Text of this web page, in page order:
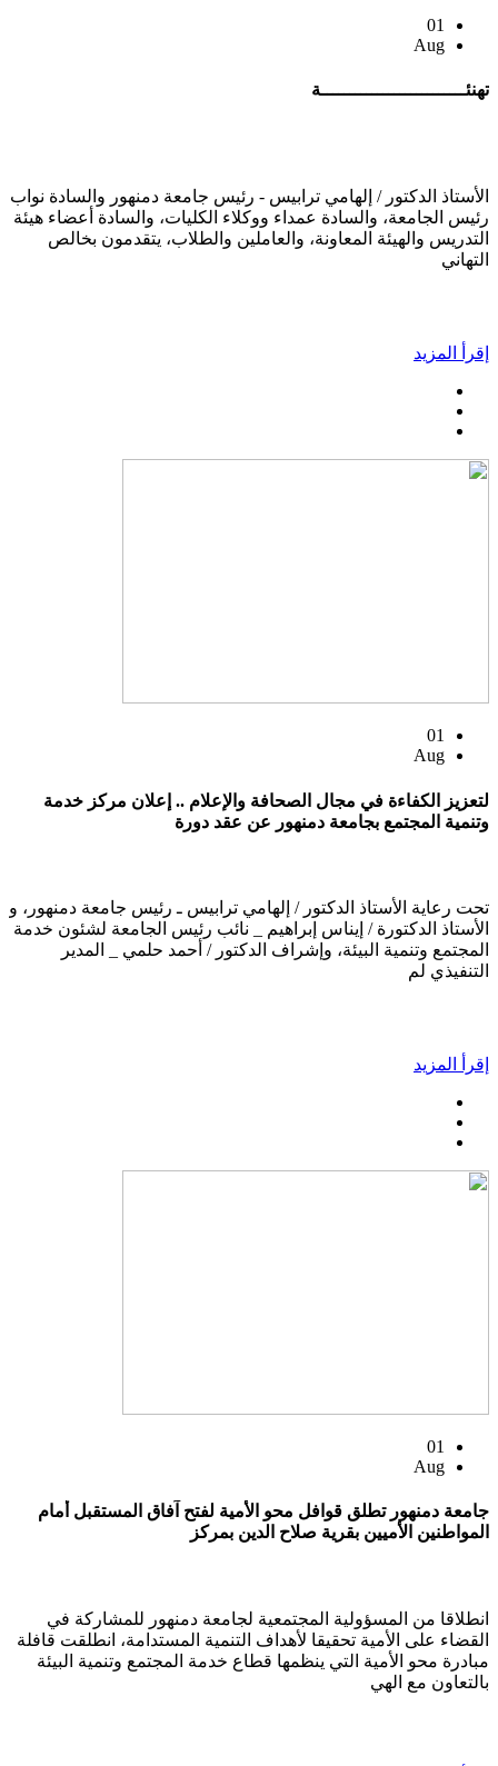
01
Aug
تهنئــــــــــــــــــــــــــة
الأستاذ الدكتور / إلهامي ترابيس - رئيس جامعة دمنهور والسادة نواب
رئيس الجامعة، والسادة عمداء ووكلاء الكليات، والسادة أعضاء هيئة
التدريس والهيئة المعاونة، والعاملين والطلاب، يتقدمون بخالص
التهاني
إقرأ المزيد
01
Aug
لتعزيز الكفاءة في مجال الصحافة والإعلام .. إعلان مركز خدمة
وتنمية المجتمع بجامعة دمنهور عن عقد دورة
تحت رعاية الأستاذ الدكتور / إلهامي ترابيس ـ رئيس جامعة دمنهور، و
الأستاذ الدكتورة / إيناس إبراهيم _ نائب رئيس الجامعة لشئون خدمة
المجتمع وتنمية البيئة، وإشراف الدكتور / أحمد حلمي _ المدير
التنفيذي لم
إقرأ المزيد
01
Aug
جامعة دمنهور تطلق قوافل محو الأمية لفتح آفاق المستقبل أمام
المواطنين الأميين بقرية صلاح الدين بمركز
انطلاقا من المسؤولية المجتمعية لجامعة دمنهور للمشاركة في
القضاء على الأمية تحقيقا لأهداف التنمية المستدامة، انطلقت قافلة
مبادرة محو الأمية التي ينظمها قطاع خدمة المجتمع وتنمية البيئة
بالتعاون مع الهي